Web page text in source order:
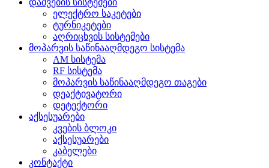
ელექტრო საკეტები
ტურნიკეტები
აღრიცხვის სისტემები
მოპარვის საწინააღმდეგო სისტემა
AM სისტემა
RF სისტემა
მოპარვის საწინააღმდეგო თაგები
დეაქტივატორი
დეტექტორი
აქსესუარები
კვების ბლოკი
აქსესუარები
კაბელები
კონტაქტი